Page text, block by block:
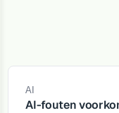
AI
AI-fouten